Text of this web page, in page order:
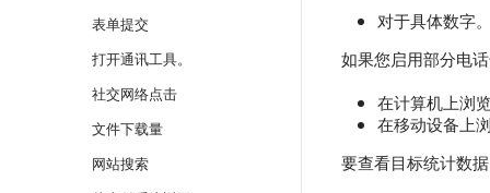
表单提交
打开通讯工具。
社交网络点击
文件下载量
网站搜索
对于具体数字
如果您启用部分电
在计算机上浏
在移动设备上
要查看目标统计数